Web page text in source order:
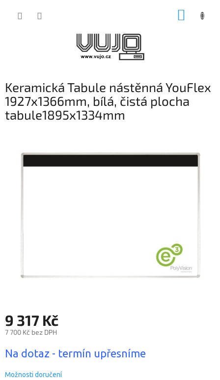
Keramická Tabule nástěnná YouFlex
1927x1366mm, bílá, čistá plocha
tabule1895x1334mm
9 317 Kč
7 700 Kč bez DPH
cena:
Na dotaz - termín upřesníme
Možnosti doručení